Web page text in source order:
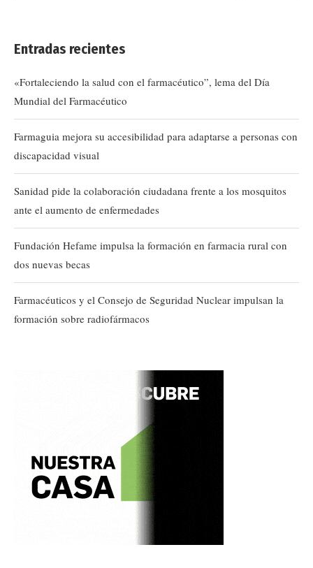
Entradas recientes
«Fortaleciendo la salud con el farmacéutico”, lema del Día
Mundial del Farmacéutico
Farmaguia mejora su accesibilidad para adaptarse a personas con
discapacidad visual
Sanidad pide la colaboración ciudadana frente a los mosquitos
ante el aumento de enfermedades
Fundación Hefame impulsa la formación en farmacia rural con
dos nuevas becas
Farmacéuticos y el Consejo de Seguridad Nuclear impulsan la
formación sobre radiofármacos